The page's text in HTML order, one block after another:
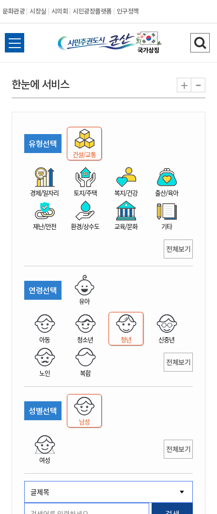
문화관광 시장실 시의회 시민광장플랫폼 인구정책
시
민
권
도
시
산
전
체
뉴
열
검
색
기
한눈에 서비스 + -
유형선택
건설/교통
경제/일자리 토지/주택 복지/건강 출산/육아
재난/안전 환경/상수도 교육/문화 기타
전체보기
연령선택
유아
아동 청소년 청년 신중년
노인 복합
전체보기
성별선택
남성
여성
전체보기